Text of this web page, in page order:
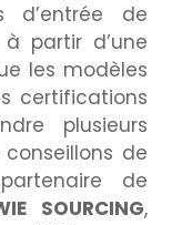
d’entrée de
partir d’une
les modèles
certifications
plusieurs
conseillons de
de
SOURCING,